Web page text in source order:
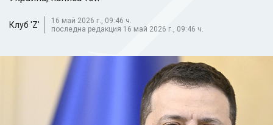
Клуб 'Z'
16 май 2026 г., 09:46 ч.
последна редакция 16 май 2026 г., 09:46 ч.